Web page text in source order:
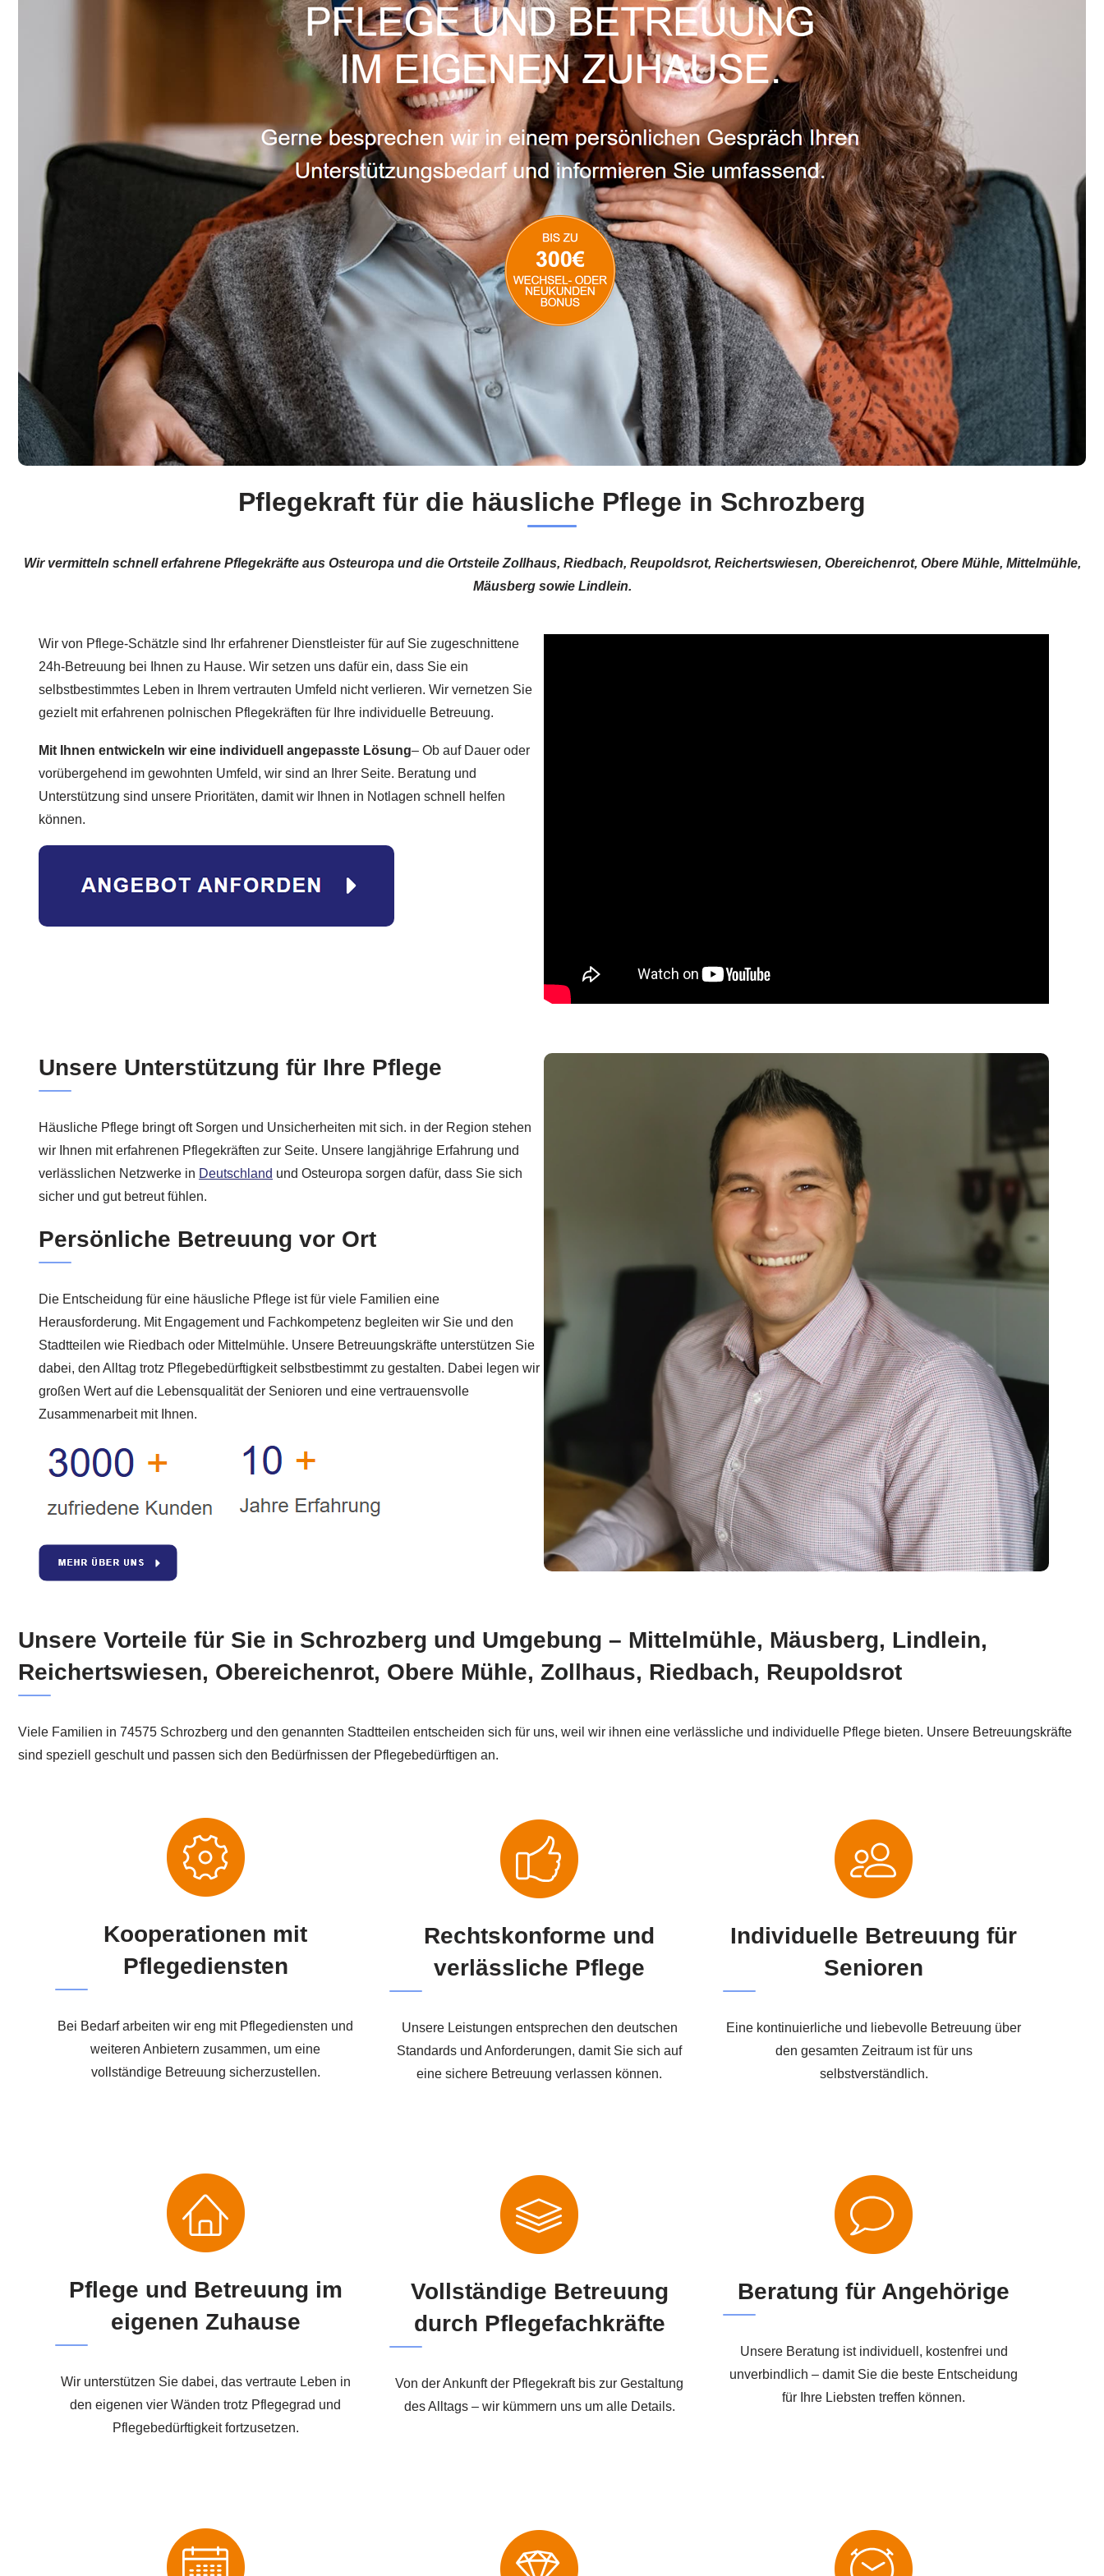
Pflegekraft für die häusliche Pflege in Schrozberg
Wir vermitteln schnell erfahrene Pflegekräfte aus Osteuropa und die Ortsteile Zollhaus, Riedbach, Reupoldsrot, Reichertswiesen, Obereichenrot, Obere Mühle, Mittelmühle,
Mäusberg sowie Lindlein.
Wir von Pflege-Schätzle sind Ihr erfahrener Dienstleister für auf Sie zugeschnittene
24h-Betreuung bei Ihnen zu Hause. Wir setzen uns dafür ein, dass Sie ein
selbstbestimmtes Leben in Ihrem vertrauten Umfeld nicht verlieren. Wir vernetzen Sie
gezielt mit erfahrenen polnischen Pflegekräften für Ihre individuelle Betreuung.
Mit Ihnen entwickeln wir eine individuell angepasste Lösung– Ob auf Dauer oder
vorübergehend im gewohnten Umfeld, wir sind an Ihrer Seite. Beratung und
Unterstützung sind unsere Prioritäten, damit wir Ihnen in Notlagen schnell helfen
können.
Unsere Unterstützung für Ihre Pflege
Häusliche Pflege bringt oft Sorgen und Unsicherheiten mit sich. in der Region stehen
wir Ihnen mit erfahrenen Pflegekräften zur Seite. Unsere langjährige Erfahrung und
verlässlichen Netzwerke in Deutschland und Osteuropa sorgen dafür, dass Sie sich
sicher und gut betreut fühlen.
Persönliche Betreuung vor Ort
Die Entscheidung für eine häusliche Pflege ist für viele Familien eine
Herausforderung. Mit Engagement und Fachkompetenz begleiten wir Sie und den
Stadtteilen wie Riedbach oder Mittelmühle. Unsere Betreuungskräfte unterstützen Sie
dabei, den Alltag trotz Pflegebedürftigkeit selbstbestimmt zu gestalten. Dabei legen wir
großen Wert auf die Lebensqualität der Senioren und eine vertrauensvolle
Zusammenarbeit mit Ihnen.
Unsere Vorteile für Sie in Schrozberg und Umgebung – Mittelmühle, Mäusberg, Lindlein,
Reichertswiesen, Obereichenrot, Obere Mühle, Zollhaus, Riedbach, Reupoldsrot
Viele Familien in 74575 Schrozberg und den genannten Stadtteilen entscheiden sich für uns, weil wir ihnen eine verlässliche und individuelle Pflege bieten. Unsere Betreuungskräfte
sind speziell geschult und passen sich den Bedürfnissen der Pflegebedürftigen an.
Kooperationen mit
Pflegediensten
Bei Bedarf arbeiten wir eng mit Pflegediensten und
weiteren Anbietern zusammen, um eine
vollständige Betreuung sicherzustellen.
Rechtskonforme und
verlässliche Pflege
Unsere Leistungen entsprechen den deutschen
Standards und Anforderungen, damit Sie sich auf
eine sichere Betreuung verlassen können.
Individuelle Betreuung für
Senioren
Eine kontinuierliche und liebevolle Betreuung über
den gesamten Zeitraum ist für uns
selbstverständlich.
Pflege und Betreuung im
eigenen Zuhause
Wir unterstützen Sie dabei, das vertraute Leben in
den eigenen vier Wänden trotz Pflegegrad und
Pflegebedürftigkeit fortzusetzen.
Vollständige Betreuung
durch Pflegefachkräfte
Von der Ankunft der Pflegekraft bis zur Gestaltung
des Alltags – wir kümmern uns um alle Details.
Beratung für Angehörige
Unsere Beratung ist individuell, kostenfrei und
unverbindlich – damit Sie die beste Entscheidung
für Ihre Liebsten treffen können.